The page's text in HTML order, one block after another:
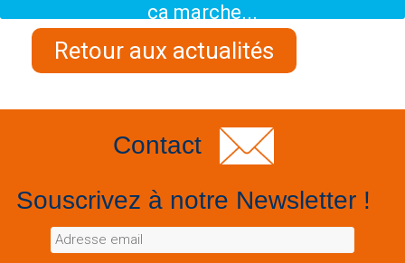
ça marche...
Retour aux actualités
Contact
Souscrivez à notre Newsletter !